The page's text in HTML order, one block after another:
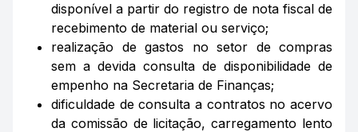
disponível a partir do registro de nota fiscal de
recebimento de material ou serviço;
realização de gastos no setor de compras
sem a devida consulta de disponibilidade de
empenho na Secretaria de Finanças;
dificuldade de consulta a contratos no acervo
da comissão de licitação, carregamento lento